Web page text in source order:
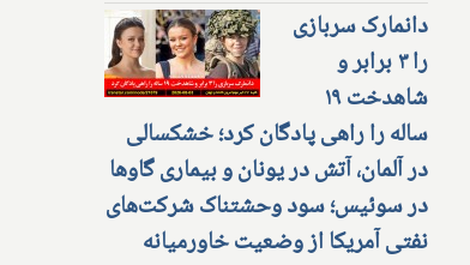
دانمارک سربازی
را ۳ برابر و
شاهدخت ۱۹
ساله را راهی پادگان کرد؛ خشکسالی
در آلمان، آتش در یونان و بیماری گاوها
در سوئیس؛ سود وحشتناک شرکت‌های
نفتی آمریکا از وضعیت خاورمیانه